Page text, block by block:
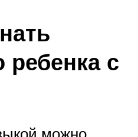
ребенка с